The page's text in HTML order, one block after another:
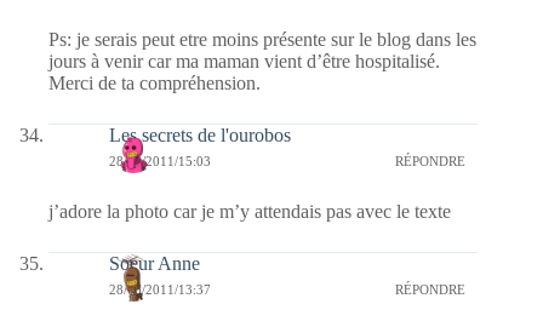
Ps: je serais peut etre moins présente sur le blog dans les
jours à venir car ma maman vient d’être hospitalisé.
Merci de ta compréhension.
Les secrets de l'ourobos
28/06/2011/15:03 RÉPONDRE
j’adore la photo car je m’y attendais pas avec le texte
Soeur Anne
28/06/2011/13:37 RÉPONDRE